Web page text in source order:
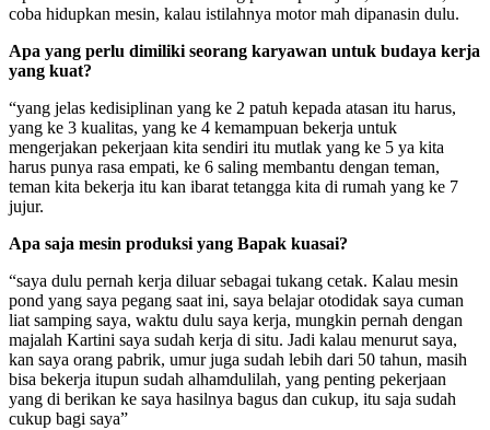
coba hidupkan mesin, kalau istilahnya motor mah dipanasin dulu.
Apa yang perlu dimiliki seorang karyawan untuk budaya kerja
yang kuat?
“yang jelas kedisiplinan yang ke 2 patuh kepada atasan itu harus,
yang ke 3 kualitas, yang ke 4 kemampuan bekerja untuk
mengerjakan pekerjaan kita sendiri itu mutlak yang ke 5 ya kita
harus punya rasa empati, ke 6 saling membantu dengan teman,
teman kita bekerja itu kan ibarat tetangga kita di rumah yang ke 7
jujur.
Apa saja mesin produksi yang Bapak kuasai?
“saya dulu pernah kerja diluar sebagai tukang cetak. Kalau mesin
pond yang saya pegang saat ini, saya belajar otodidak saya cuman
liat samping saya, waktu dulu saya kerja, mungkin pernah dengan
majalah Kartini saya sudah kerja di situ. Jadi kalau menurut saya,
kan saya orang pabrik, umur juga sudah lebih dari 50 tahun, masih
bisa bekerja itupun sudah alhamdulilah, yang penting pekerjaan
yang di berikan ke saya hasilnya bagus dan cukup, itu saja sudah
cukup bagi saya”